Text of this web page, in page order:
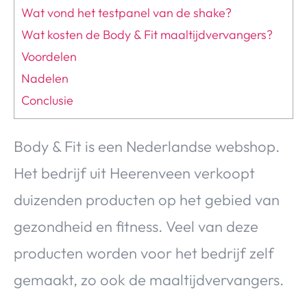
Wat vond het testpanel van de shake?
Wat kosten de Body & Fit maaltijdvervangers?
Voordelen
Nadelen
Conclusie
Body & Fit is een Nederlandse webshop.
Het bedrijf uit Heerenveen verkoopt
duizenden producten op het gebied van
gezondheid en fitness. Veel van deze
producten worden voor het bedrijf zelf
gemaakt, zo ook de maaltijdvervangers.